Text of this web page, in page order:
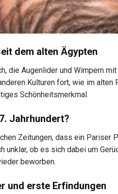
dem alten Ägypten
die Augenlider und Wimpern
Kulturen fort, wie im alten
Schönheitsmerkmal.
Jahrhundert?
Zeitungen, dass ein Pariser
unklar, ob es sich dabei um
beworben.
und erste Erfindungen